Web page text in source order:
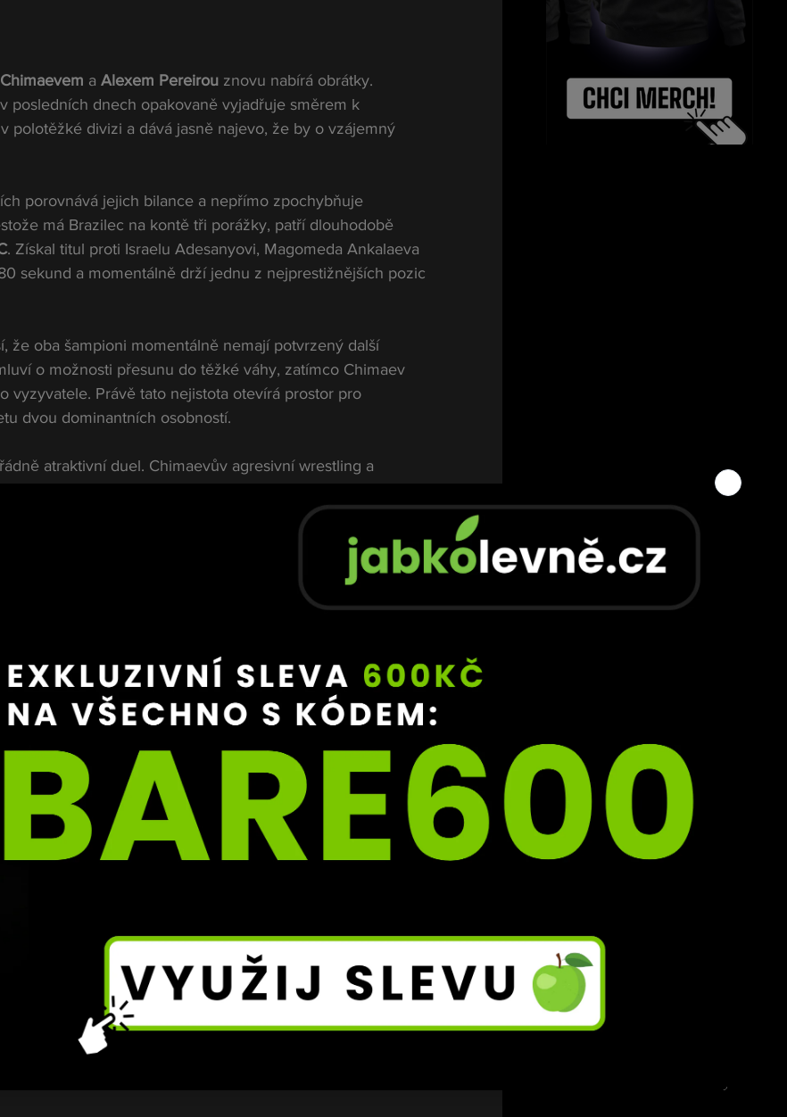
a Alexem Pereirou znovu nabírá obrátky.
posledních dnech opakovaně vyjadřuje směrem k
polotěžké divizi a dává jasně najevo, že by o vzájemný
porovnává jejich bilance a nepřímo zpochybňuje
má Brazilec na kontě tři porážky, patří dlouhodobě
. Získal titul proti Israelu Adesanyovi, Magomeda Ankalaeva
sekund a momentálně drží jednu z nejprestižnějších pozic
že oba šampioni momentálně nemají potvrzený další
o možnosti přesunu do těžké váhy, zatímco Chimaev
vyzyvatele. Právě tato nejistota otevírá prostor pro
dvou dominantních osobností.
atraktivní duel. Chimaevův agresivní wrestling a
o strategii, jak udržet své jméno v centru pozornosti,
super fightu, ukážou následující týdny. Jedno je jisté
mluvit o souboji, který by mohl přepsat rozložení sil napříč
Zobrazit vše